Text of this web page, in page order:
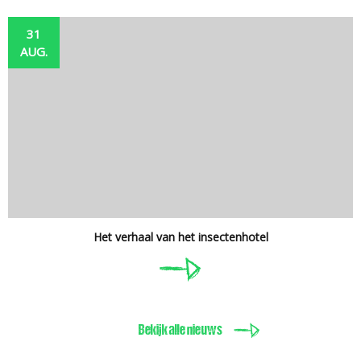
31
AUG.
Het verhaal van het insectenhotel
Bekijk alle nieuws